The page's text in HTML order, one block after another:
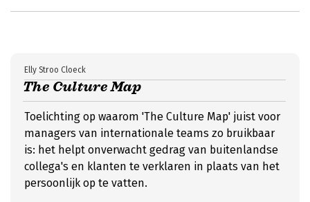
The Culture Map
Elly Stroo Cloeck
Toelichting op waarom 'The Culture Map' juist voor
managers van internationale teams zo bruikbaar
is: het helpt onverwacht gedrag van buitenlandse
collega's en klanten te verklaren in plaats van het
persoonlijk op te vatten.